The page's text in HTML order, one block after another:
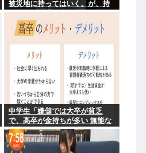
被災地に持ってはいく。が、持
って行った先で党の活動のため
に使う」
中学生「嫌儲では大卒が貧乏
で、高卒が金持ちが多い 無能な
大卒の集まりw」エックスで一万
いいね